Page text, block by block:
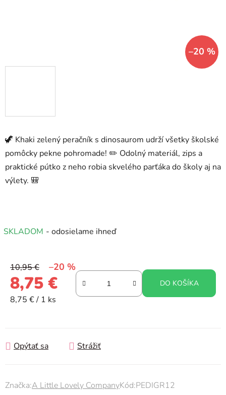
🦖 Khaki zelený peračník s dinosaurom udrží všetky školské
pomôcky pekne pohromade! ✏️ Odolný materiál, zips a
praktické pútko z neho robia skvelého parťáka do školy aj na
výlety. 🎒
SKLADOM - odosielame ihneď
10,95 € –20 %
8,75 €
Jednotková cena:
8,75 € / 1 ks
DO KOŠÍKA
Opýtať sa Strážiť
Značka:A Little Lovely CompanyKód:PEDIGR12
–20 %